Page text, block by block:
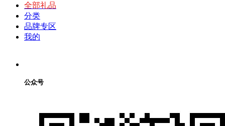
全部礼品
分类
品牌专区
我的
公众号